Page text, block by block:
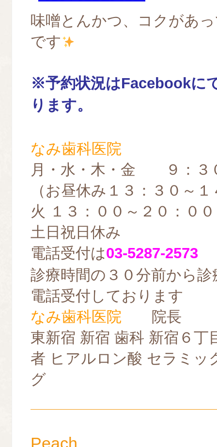
味噌とんかつ、コクがあ
です
※予約状況はFacebookに
ります。
なみ歯科医院
月・水・木・金 ９：３
（お昼休み１３：３０～
火 １３：００～２０：００
土日祝日休み
電話受付は03-5287-2573
診療時間の３０分前から
電話受付しております
なみ歯科医院 院長
東新宿 新宿 歯科 新宿６丁
者 ヒアルロン酸 セラミッ
グ
Peach